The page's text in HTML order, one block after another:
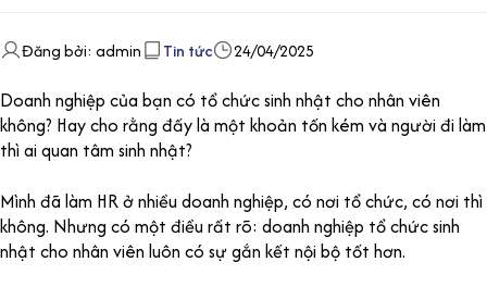
Đăng bởi: admin Tin tức 24/04/2025
Doanh nghiệp của bạn có tổ chức sinh nhật cho nhân viên
không? Hay cho rằng đấy là một khoản tốn kém và người đi làm
thì ai quan tâm sinh nhật?
Mình đã làm HR ở nhiều doanh nghiệp, có nơi tổ chức, có nơi thì
không. Nhưng có một điều rất rõ: doanh nghiệp tổ chức sinh
nhật cho nhân viên luôn có sự gắn kết nội bộ tốt hơn.